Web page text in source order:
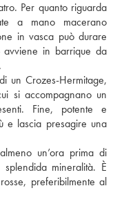
Per quanto riguarda
a mano macerano
in vasca può durare
avviene in barrique da
un Crozes-Hermitage,
si accompagnano un
Fine, potente e
e lascia presagire una
un’ora prima di
mineralità. È
preferibilmente al